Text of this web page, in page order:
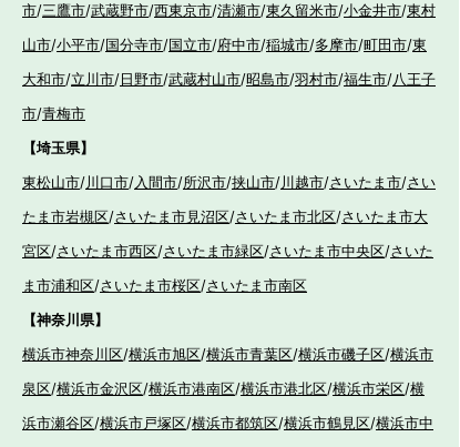
市/三鷹市/武蔵野市/西東京市/清瀬市/東久留米市/小金井市/東村
山市/小平市/国分寺市/国立市/府中市/稲城市/多摩市/町田市/東
大和市/立川市/日野市/武蔵村山市/昭島市/羽村市/福生市/八王子
市/青梅市
【埼玉県】
東松山市/川口市/入間市/所沢市/挟山市/川越市/さいたま市/さい
たま市岩槻区/さいたま市見沼区/さいたま市北区/さいたま市大
宮区/さいたま市西区/さいたま市緑区/さいたま市中央区/さいた
ま市浦和区/さいたま市桜区/さいたま市南区
【神奈川県】
横浜市神奈川区/横浜市旭区/横浜市青葉区/横浜市磯子区/横浜市
泉区/横浜市金沢区/横浜市港南区/横浜市港北区/横浜市栄区/横
浜市瀬谷区/横浜市戸塚区/横浜市都筑区/横浜市鶴見区/横浜市中